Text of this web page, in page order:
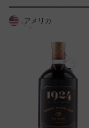
アメリカ